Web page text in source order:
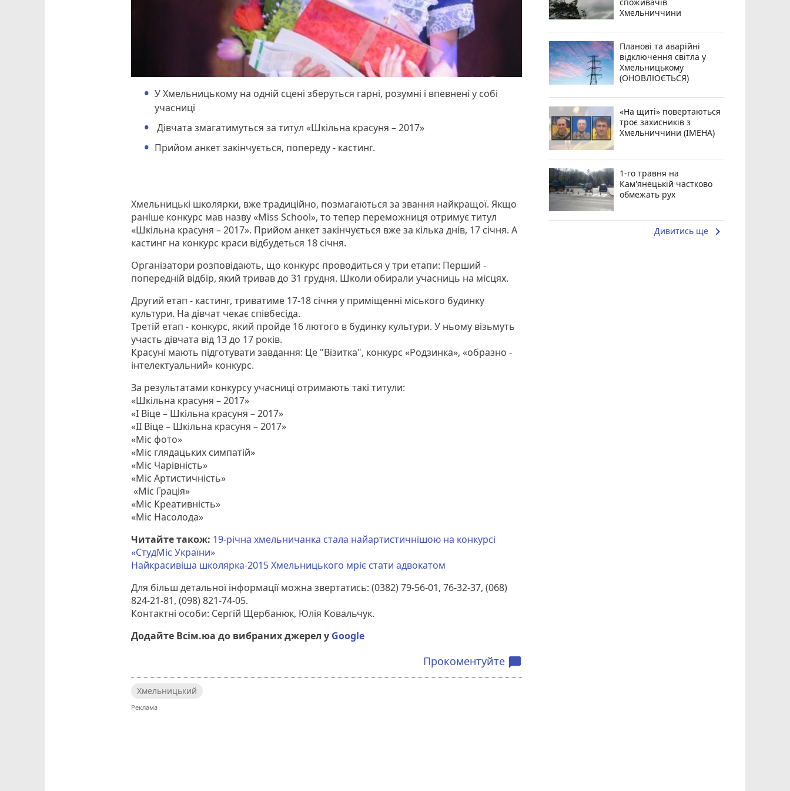
У Хмельницькому на одній сцені зберуться гарні, розумні і впевнені у собі
учасниці
Дівчата змагатимуться за титул «Шкільна красуня – 2017»
Прийом анкет закінчується, попереду - кастинг.
Хмельницькі школярки, вже традиційно, позмагаються за звання найкращої. Якщо
раніше конкурс мав назву «Miss School», то тепер переможниця отримує титул
«Шкільна красуня – 2017». Прийом анкет закінчується вже за кілька днів, 17 січня. А
кастинг на конкурс краси відбудеться 18 січня.
Організатори розповідають, що конкурс проводиться у три етапи: Перший -
попередній відбір, який тривав до 31 грудня. Школи обирали учасниць на місцях.
Другий етап - кастинг, триватиме 17-18 січня у приміщенні міського будинку
культури. На дівчат чекає співбесіда.
Третій етап - конкурс, який пройде 16 лютого в будинку культури. У ньому візьмуть
участь дівчата від 13 до 17 років.
Красуні мають підготувати завдання: Це "Візитка", конкурс «Родзинка», «образно -
інтелектуальний» конкурс.
За результатами конкурсу учасниці отримають такі титули:
«Шкільна красуня – 2017»
«І Віце – Шкільна красуня – 2017»
«ІІ Віце – Шкільна красуня – 2017»
«Міс фото»
«Міс глядацьких симпатій»
«Міс Чарівність»
«Міс Артистичність»
«Міс Грація»
«Міс Креативність»
«Міс Насолода»
Читайте також: 19-річна хмельничанка стала найартистичнішою на конкурсі
«СтудМіс України»
Найкрасивіша школярка-2015 Хмельницького мріє стати адвокатом
Для більш детальної інформації можна звертатись: (0382) 79-56-01, 76-32-37, (068)
824-21-81, (098) 821-74-05.
Контактні особи: Сергій Щербанюк, Юлія Ковальчук.
Додайте Всім.юа до вибраних джерел у Google
Прокоментуйте chat_bubble
Хмельницький
Хмельниччини
Планові та аварійні
відключення світла у
Хмельницькому
(ОНОВЛЮЄТЬСЯ)
«На щиті» повертаються
троє захисників з
Хмельниччини (ІМЕНА)
1-го травня на
Кам'янецькій частково
обмежать рух
Дивитись ще keyboard_arrow_right